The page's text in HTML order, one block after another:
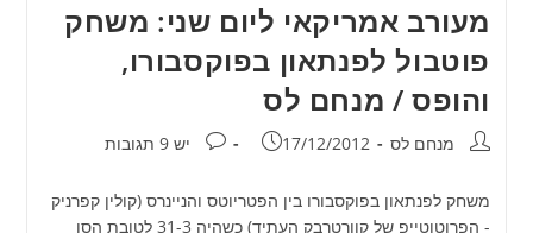
מעורב אמריקאי ליום שני: משחק
פוטבול לפנתאון בפוקסבורו,
והופס / מנחם לס
מחבר:מנחם לס פורסם:
17/12/2012 תגובות:
יש 9 תגובות
משחק לפנתאון בפוקסבורו בין הפטריוטס והניינרס (קולין קפרניק
- הפרוטוטייפ של קוורטרבק העתיד) כשהיה 31-3 לטובת הסן